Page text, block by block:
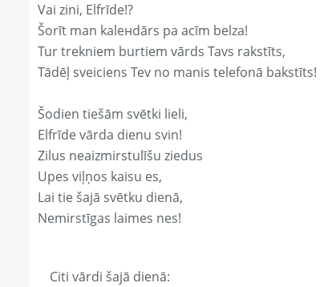
Vai zini, Elfrīde!?
Šorīt man kaleнdārs pa acīm belza!
Tur trekniem burtiem vārds Tavs rakstīts,
Tādēļ sveiciens Tev no manis telefonā bakstīts!
Šodien tiešām svētki lieli,
Elfrīde vārda dienu svin!
Zilus neaizmirstulīšu ziedus
Upes viļņos kaisu es,
Lai tie šajā svētku dienā,
Nemirstīgas laimes nes!
Citi vārdi šajā dienā: